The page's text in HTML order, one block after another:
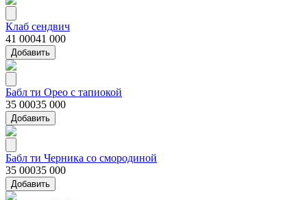
Клаб сендвич
41 00041 000
Добавить
Бабл ти Орео с тапиокой
35 00035 000
Добавить
Бабл ти Черника со смородиной
35 00035 000
Добавить